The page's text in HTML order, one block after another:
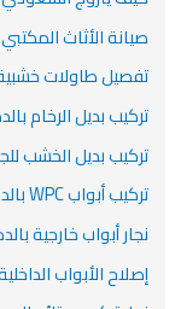
صيانة الأثاث
تفصيل طاولات خشبية
تركيب بديل الرخام
تركيب بديل الخشب
تركيب أبواب WPC بالدمام بخصم يصل الي 40%
نجار أبواب خارجية
إصلاح الأبواب